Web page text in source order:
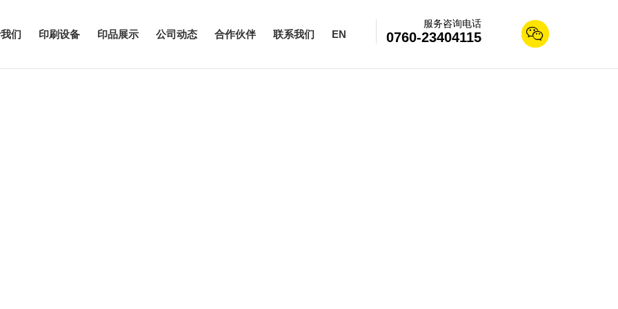
们 印刷设备 印品展示 公司动态 合作伙伴 联系我们 EN
服务咨询电话
0760-23404115 